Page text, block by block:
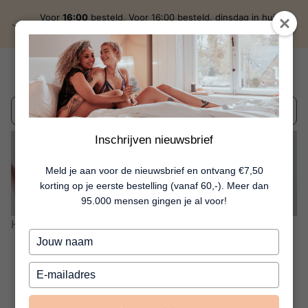
Inschrijven nieuwsbrief
Meld je aan voor de nieuwsbrief en ontvang €7,50
korting op je eerste bestelling (vanaf 60,-). Meer dan
95.000 mensen gingen je al voor!
Typ
je
naam
Typ
je
e-
Voor16:00 besteld, Voor 16:00 besteld, dinsdag in huis
Wat zoek je?
inspirerend én adviserend
Home
Vagina trainen?